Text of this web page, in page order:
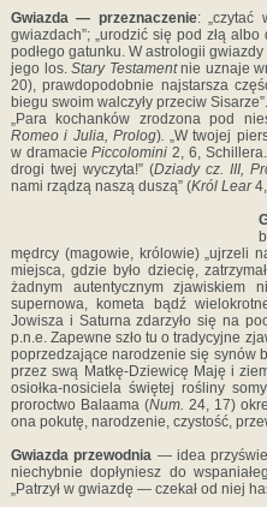
Gwiazda — przeznaczenie: „czytać
gwiazdach”; „urodzić się pod złą
podłego gatunku. W astrologii
jego los. Stary Testamentnie uznaje
20), prawdopodobnie najstarsza
biegu swoim walczyły przeciw Sisarze”.
„Para kochanków zrodzona pod
Romeo i Julia, Prolog). „W twojej
w dramaciePiccolomini2, 6,
drogi twej wyczyta!” (Dziady cz. III,
nami rządzą naszą duszą” (Król Lear4,
mędrcy (magowie, królowie) „ujrzeli
miejsca, gdzie było dziecię,
żadnym autentycznym zjawiskiem
supernowa, kometa bądź
Jowisza i Saturna zdarzyło się na
p.n.e. Zapewne szło tu o tradycyjne
poprzedzające narodzenie się synów
przez swą Matkę-Dziewicę Maję i
osiołka-nosiciela świętej rośliny
proroctwo Balaama (Num. 24, 17)
ona pokutę, narodzenie, czystość,
Gwiazda przewodnia — idea
niechybnie dopłyniesz do
„Patrzył w gwiazdę — czekał od niej